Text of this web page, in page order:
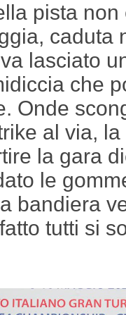
pista
caduta
lasciato
che
Onde
al via,
la gara
le
bandiera
tutti si